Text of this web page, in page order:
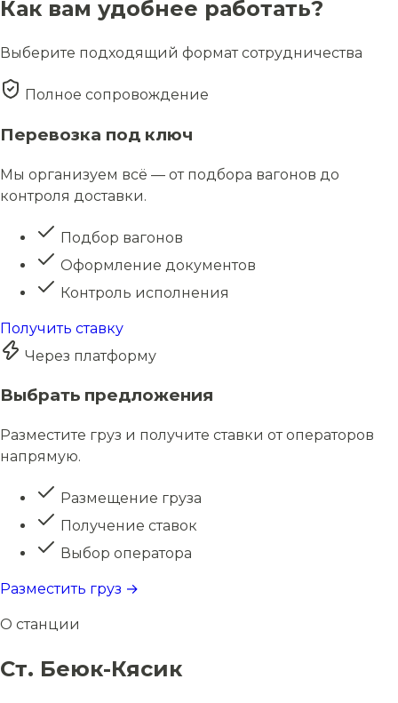
Как вам удобнее работать?
Выберите подходящий формат сотрудничества
Полное сопровождение
Перевозка под ключ
Мы организуем всё — от подбора вагонов до
контроля доставки.
Подбор вагонов
Оформление документов
Контроль исполнения
Получить ставку
Через платформу
Выбрать предложения
Разместите груз и получите ставки от операторов
напрямую.
Размещение груза
Получение ставок
Выбор оператора
Разместить груз →
О станции
Ст. Беюк-Кясик